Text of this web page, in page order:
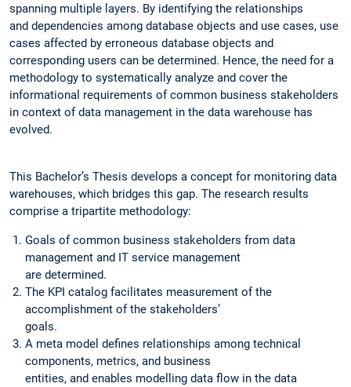
spanning multiple layers. By identifying the relationships
and dependencies among database objects and use cases, use
cases affected by erroneous database objects and
corresponding users can be determined. Hence, the need for a
methodology to systematically analyze and cover the
informational requirements of common business stakeholders
in context of data management in the data warehouse has
evolved.
This Bachelor’s Thesis develops a concept for monitoring data
warehouses, which bridges this gap. The research results
comprise a tripartite methodology:
Goals of common business stakeholders from data
management and IT service management
are determined.
The KPI catalog facilitates measurement of the
accomplishment of the stakeholders’
goals.
A meta model defines relationships among technical
components, metrics, and business
entities, and enables modelling data flow in the data